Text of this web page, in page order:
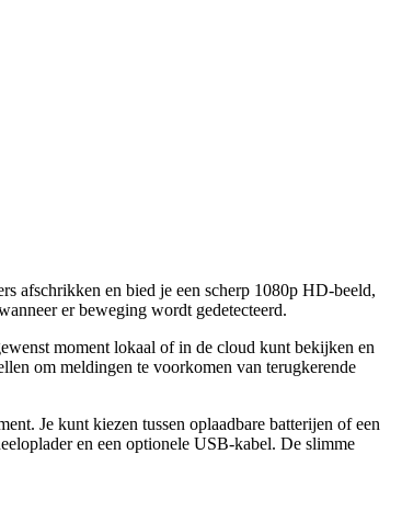
afschrikken en bied je een scherp 1080p HD-beeld,
er beweging wordt gedetecteerd.
moment lokaal of in de cloud kunt bekijken en
om meldingen te voorkomen van terugkerende
Je kunt kiezen tussen oplaadbare batterijen of een
en een optionele USB-kabel. De slimme